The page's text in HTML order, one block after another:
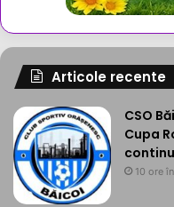
Articole recente
CSO
Cupa
10 ore